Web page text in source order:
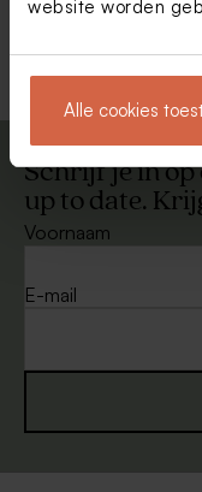
website worden
Alle cookies
Schrijf je in
up to date.
Voornaam
E-mail